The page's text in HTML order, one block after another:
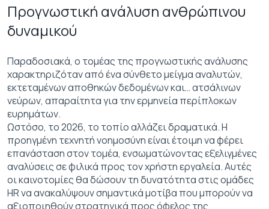
Προγνωστική ανάλυση ανθρώπινου
δυναμικού
Παραδοσιακά, ο τομέας της προγνωστικής ανάλυσης
χαρακτηριζόταν από ένα σύνθετο μείγμα αναλυτών,
εκτεταμένων αποθηκών δεδομένων και… ατσάλινων
νεύρων, απαραίτητα για την ερμηνεία περίπλοκων
ευρημάτων.
Ωστόσο, το 2026, το τοπίο αλλάζει δραματικά. Η
προηγμένη τεχνητή νοημοσύνη είναι έτοιμη να φέρει
επανάσταση στον τομέα, ενσωματώνοντας εξελιγμένες
αναλύσεις σε φιλικά προς τον χρήστη εργαλεία. Αυτές
οι καινοτομίες θα δώσουν τη δυνατότητα στις ομάδες
HR να ανακαλύψουν σημαντικά μοτίβα που μπορούν να
αξιοποιηθούν στρατηγικά προς όφελος της